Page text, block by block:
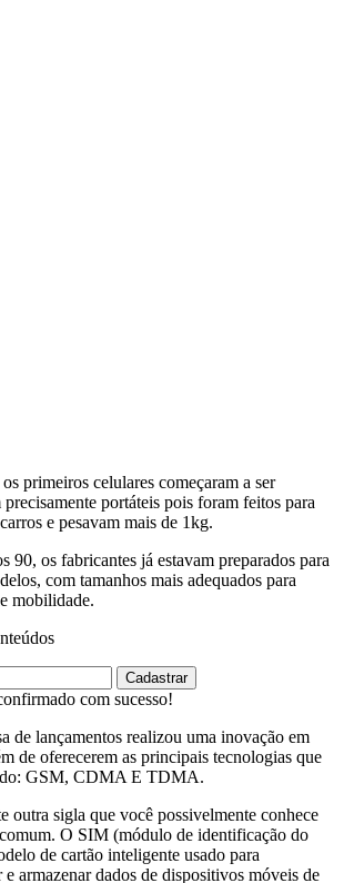
primeiros celulares começaram a ser
portáteis pois foram feitos para
e pesavam mais de 1kg.
90, os fabricantes já estavam preparados para
com tamanhos mais adequados para
mobilidade.
Cadastrar
com sucesso!
de lançamentos realizou uma inovação em
de oferecerem as principais tecnologias que
GSM, CDMA E TDMA.
outra sigla que você possivelmente conhece
O SIM (módulo de identificação do
de cartão inteligente usado para
armazenar dados de dispositivos móveis de